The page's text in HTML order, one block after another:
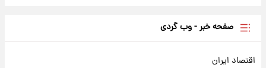
صفحه خبر - وب گردی
اقتصاد ایران